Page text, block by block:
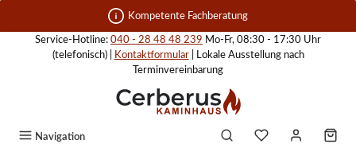
Zum Hauptinhalt springen Kompetente Fachberatung
Service-Hotline: 040 - 28 48 48 239 Mo-Fr, 08:30 - 17:30 Uhr
(telefonisch) |
Kontaktformular| Lokale Ausstellung nach
Terminvereinbarung
Navigation